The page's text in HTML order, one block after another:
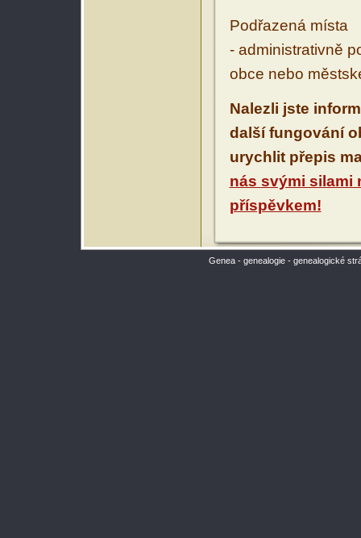
Podřazená místa
- administrativně
obce nebo
Nalezli jste
další fungování
urychlit přepis
nás svými silami
příspěvkem!
Genea - genealogie - genealogické